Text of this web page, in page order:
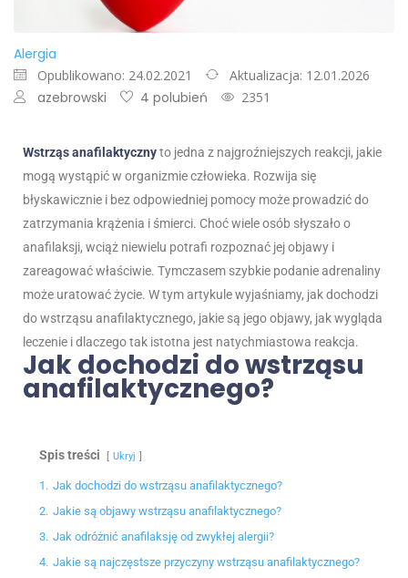
Alergia
Opublikowano: 24.02.2021 Aktualizacja: 12.01.2026
azebrowski 4 polubień 2351
Wstrząs anafilaktycznyto jedna z najgroźniejszych reakcji, jakie
mogą wystąpić w organizmie człowieka. Rozwija się
błyskawicznie i bez odpowiedniej pomocy może prowadzić do
zatrzymania krążenia i śmierci. Choć wiele osób słyszało o
anafilaksji, wciąż niewielu potrafi rozpoznać jej objawy i
zareagować właściwie. Tymczasem szybkie podanie adrenaliny
może uratować życie. W tym artykule wyjaśniamy, jak dochodzi
do wstrząsu anafilaktycznego, jakie są jego objawy, jak wygląda
leczenie i dlaczego tak istotna jest natychmiastowa reakcja.
Jak dochodzi do wstrząsu
anafilaktycznego?
Spis treści Ukryj
1. Jak dochodzi do wstrząsu anafilaktycznego?
2. Jakie są objawy wstrząsu anafilaktycznego?
3. Jak odróżnić anafilaksję od zwykłej alergii?
4. Jakie są najczęstsze przyczyny wstrząsu anafilaktycznego?